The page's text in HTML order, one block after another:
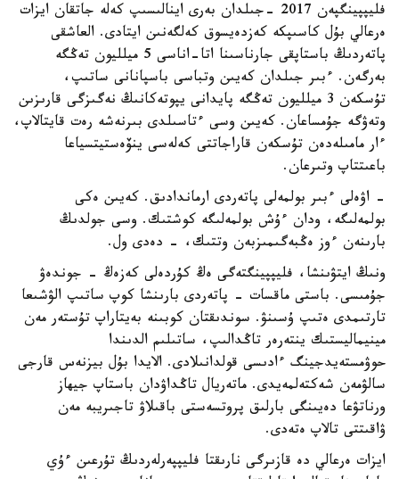
فليپپينگپەن 2017 -جىلدان بەرى اينالىسىپ كەلە جاتقان ايزات
ەرعالي بۇل كاسىپكە كەزدەيسوق كەلگەنىن ايتادى. العاشقى
پاتەردىڭ باستاپقى جارناسىنا اتا-اناسى 5 ميلليون تەڭگە
بەرگەن. ءبىر جىلدان كەيىن وتباسى باسپانانى ساتىپ،
تۇسكەن 3 ميلليون تەڭگە پايدانى يپوتەكانىڭ نەگىزگى قارىزىن
وتەۋگە جۇمساعان. كەيىن وسى ءتاسىلدى بىرنەشە رەت قايتالاپ،
ءار مامىلەدەن تۇسكەن قاراجاتتى كەلەسى ينۆەستيتسياعا
باعىتتاپ وتىرعان.
- اۋەلى ءبىر بولمەلى پاتەردى ارماندادىق. كەيىن ەكى
بولمەلىگە، ودان ءۇش بولمەلىگە كوشتىك. وسى جولدىڭ
بارىنەن ءوز ەڭبەگىمىزبەن وتتىك، - دەدى ول.
ونىڭ ايتۋىنشا، فليپپينگتەگى ەڭ كۇردەلى كەزەڭ - جوندەۋ
جۇمىسى. باستى ماقسات - پاتەردى بارىنشا كوپ ساتىپ الۋشىعا
تارتىمدى ەتىپ ۇسىنۋ. سوندىقتان كوبىنە بەيتاراپ تۇستەر مەن
مينيماليستىك ينتەرەر تاڭدالىپ، ساتىلىم الدىندا
حوۋمستەيدجينگ ءادىسى قولدانىلادى. الايدا بۇل بيزنەس قارجى
سالۋمەن شەكتەلمەيدى. ماتەريال تاڭداۋدان باستاپ جيھاز
ورناتۋعا دەيىنگى بارلىق پروتسەستى باقىلاۋ تاجىريبە مەن
ۋاقىتتى تالاپ ەتەدى.
ايزات ەرعالي دە قازىرگى نارىقتا فليپپەرلەردىڭ تۇرعىن ءۇي